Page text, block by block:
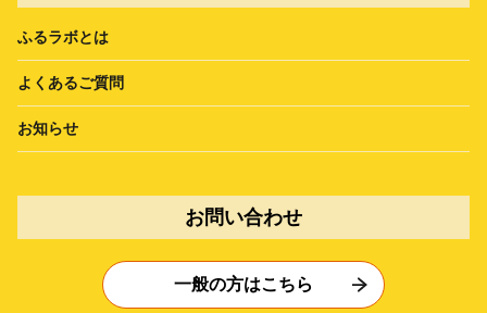
ふるラボとは
よくあるご質問
お知らせ
お問い合わせ
一般の方はこちら